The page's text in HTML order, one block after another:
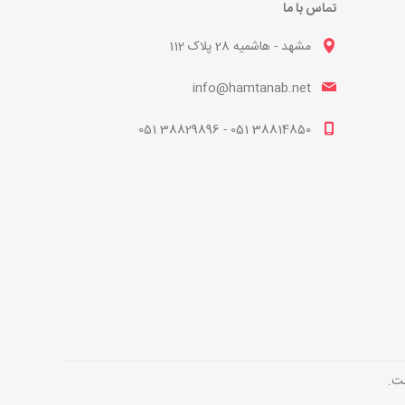
تماس با ما
مشهد - هاشمیه 28 پلاک 112
info@hamtanab.net
38814850 051 - 38829896 051